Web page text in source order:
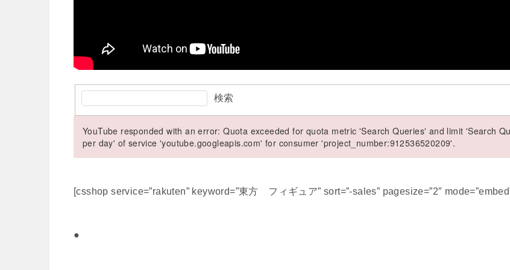
検索
YouTube responded with an error: Quota exceeded for quota metric 'Search Queries' and limit 'Search
per day' of service 'youtube.googleapis.com' for consumer 'project_number:912536520209'.
[csshop service=”rakuten” keyword=”東方 フィギュア” sort=”-sales” pagesize=”2″
●